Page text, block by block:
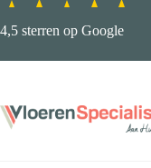
Ga
naar
de
4,5 sterren op Google